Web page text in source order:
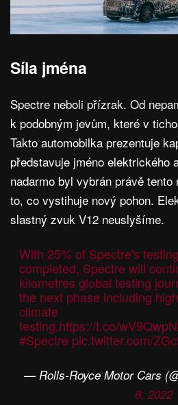
Síla jména
Spectre neboli přízrak. Od
k podobným jevům, které v
Takto automobilka prezentuje
představuje jméno elektrického
nadarmo byl vybrán právě
to, co vystihuje nový pohon.
slastný zvuk V12 neuslyšíme.
With 25% of Spectre's
completed, Spectre will
kilometres global testing
the next phase including
climate
testing.https://t.co/
#Spectre pic.twitter.com/
— Rolls-Royce Motor Cars
8, 2022